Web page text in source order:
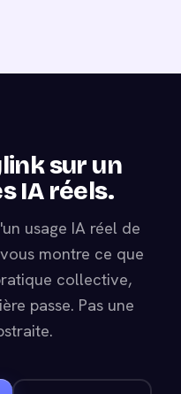
sur un
IA réels.
usage IA réel de
montre ce que
collective,
passe. Pas une